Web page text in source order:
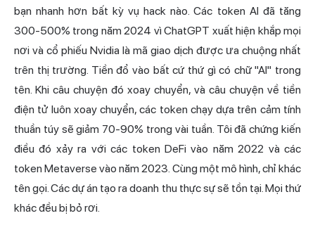
bạn nhanh hơn bất kỳ vụ hack nào. Các token AI đã tăng
300-500% trong năm 2024 vì ChatGPT xuất hiện khắp mọi
nơi và cổ phiếu Nvidia là mã giao dịch được ưa chuộng nhất
trên thị trường. Tiền đổ vào bất cứ thứ gì có chữ "AI" trong
tên. Khi câu chuyện đó xoay chuyển, và câu chuyện về tiền
điện tử luôn xoay chuyển, các token chạy dựa trên cảm tính
thuần túy sẽ giảm 70-90% trong vài tuần. Tôi đã chứng kiến
điều đó xảy ra với các token DeFi vào năm 2022 và các
token Metaverse vào năm 2023. Cùng một mô hình, chỉ khác
tên gọi. Các dự án tạo ra doanh thu thực sự sẽ tồn tại. Mọi thứ
khác đều bị bỏ rơi.